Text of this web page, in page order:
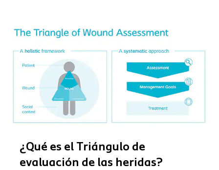
¿Qué es el Triángulo de
evaluación de las heridas?